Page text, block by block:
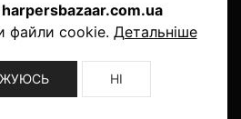
harpersbazaar.com.ua
файли cookie. Детальніше
НІ